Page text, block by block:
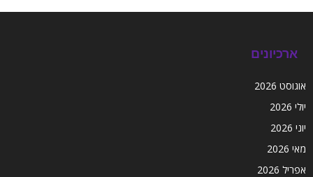
ארכיונים
אוגוסט 2026
יולי 2026
יוני 2026
מאי 2026
אפריל 2026